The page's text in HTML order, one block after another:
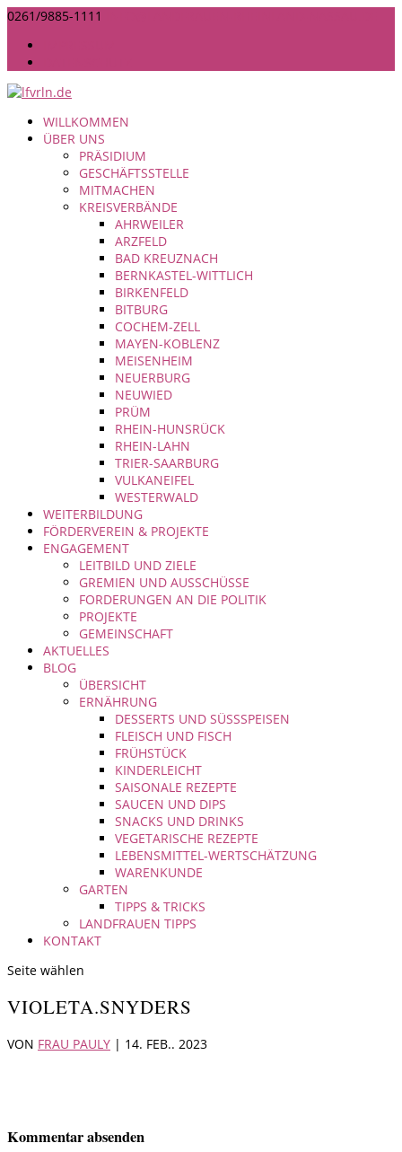
0261/9885-1111
WILLKOMMEN
ÜBER UNS
PRÄSIDIUM
GESCHÄFTSSTELLE
MITMACHEN
KREISVERBÄNDE
AHRWEILER
ARZFELD
BAD KREUZNACH
BERNKASTEL-WITTLICH
BIRKENFELD
BITBURG
COCHEM-ZELL
MAYEN-KOBLENZ
MEISENHEIM
NEUERBURG
NEUWIED
PRÜM
RHEIN-HUNSRÜCK
RHEIN-LAHN
TRIER-SAARBURG
VULKANEIFEL
WESTERWALD
WEITERBILDUNG
FÖRDERVEREIN & PROJEKTE
ENGAGEMENT
LEITBILD UND ZIELE
GREMIEN UND AUSSCHÜSSE
FORDERUNGEN AN DIE POLITIK
PROJEKTE
GEMEINSCHAFT
AKTUELLES
BLOG
ÜBERSICHT
ERNÄHRUNG
DESSERTS UND SÜSSSPEISEN
FLEISCH UND FISCH
FRÜHSTÜCK
KINDERLEICHT
SAISONALE REZEPTE
SAUCEN UND DIPS
SNACKS UND DRINKS
VEGETARISCHE REZEPTE
LEBENSMITTEL-WERTSCHÄTZUNG
WARENKUNDE
GARTEN
TIPPS & TRICKS
LANDFRAUEN TIPPS
KONTAKT
Seite wählen
VIOLETA.SNYDERS
VON FRAU PAULY | 14. FEB.. 2023
Kommentar absenden